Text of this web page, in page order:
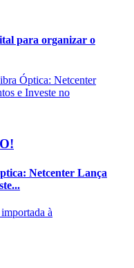
para organizar o
Netcenter Lança